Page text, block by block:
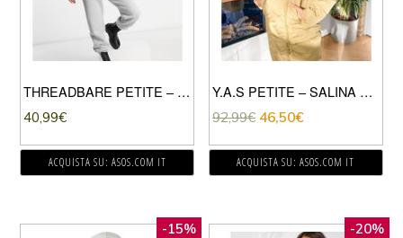
THREADBARE PETITE – KATY – PIUMINO CORTO-GRIGIO PIETRA
40,99€
ACQUISTA SU: ASOS.COM IT
Y.A.S PETITE – SALINA – GIACCA IMBOTTITA LUNGA KAKI CON COLLETTO AMPIO-VERDE
92,99€ 46,50€
ACQUISTA SU: ASOS.COM IT
-15% -20%